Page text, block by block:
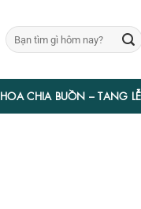
Tìm
kiếm:
HOA CHIA BUỒN – TANG LỄ